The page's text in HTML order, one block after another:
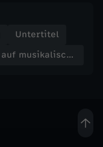
Untertitel
Song Trip – Deutsche Popstars auf musikalischer Reise